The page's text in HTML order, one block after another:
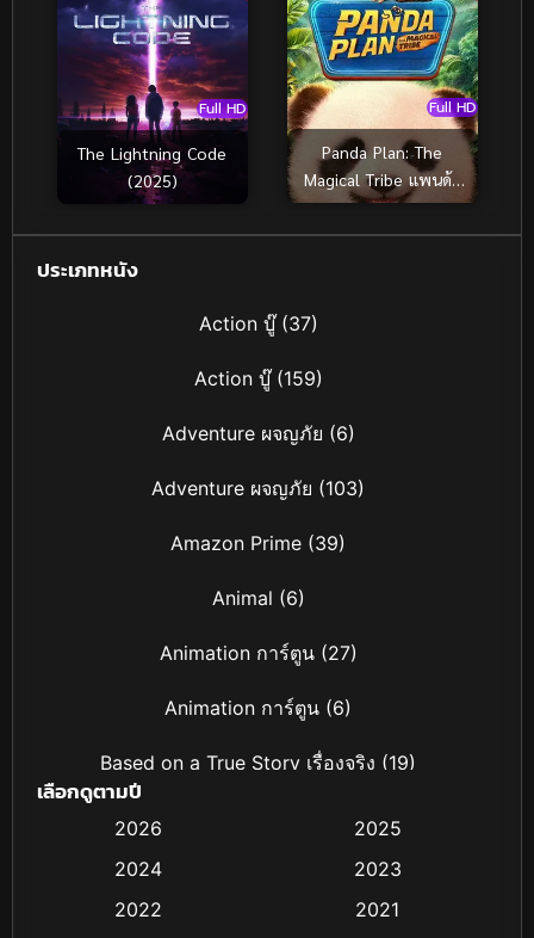
Full HD
The Lightning Code
(2025)
Full HD
Panda Plan: The
Magical Tribe แพนด้า
เด้ง ยกกำลังฟัด (2026)
ประเภทหนัง
Action บู๊(37)
Action บู๊(159)
Adventure ผจญภัย (6)
Adventure ผจญภัย (103)
Amazon Prime (39)
Animal (6)
Animation การ์ตูน(27)
Animation การ์ตูน (6)
Based on a True Story เรื่องจริง (19)
Biography ชีวิตจริง (16)
เลือกดูตามปี
2026
2025
2024
2023
2022
2021